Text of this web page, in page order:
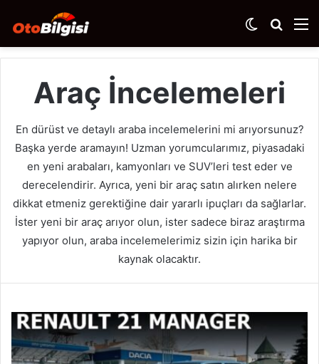
Arama
yap
Dış
görünümü
Araç İncelemeleri
En dürüst ve detaylı araba incelemelerini mi arıyorsunuz?
Başka yerde aramayın! Uzman yorumcularımız, piyasadaki
en yeni arabaları, kamyonları ve SUV’leri test eder ve
derecelendirir. Ayrıca, yeni bir araç satın alırken nelere
dikkat etmeniz gerektiğine dair yararlı ipuçları da sağlarlar.
İster yeni bir araç arıyor olun, ister sadece biraz araştırma
yapıyor olun, araba incelemelerimiz sizin için harika bir
kaynak olacaktır.